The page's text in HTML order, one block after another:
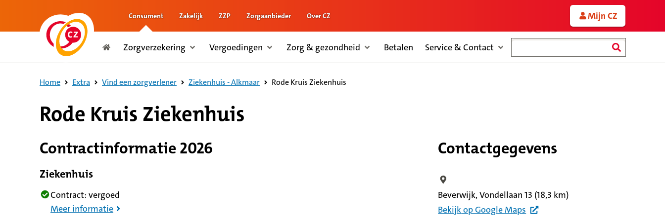
de inhoud
Consument Zakelijk ZZP Zorgaanbieder Over CZ Mijn CZ
Consument
Zorgverzekering Vergoedingen Zorg & gezondheid Betalen Service & Contact
Home Extra Vind een zorgverlener Ziekenhuis - Alkmaar Rode Kruis Ziekenhuis
Rode Kruis Ziekenhuis
Contractinformatie 2026
Ziekenhuis
Contract: vergoed
Meer informatie
9,1 op basis van 141 reviews
Contactgegevens
Locatiegegevens
Beverwijk, Vondellaan 13 (18,3 km)
Bekijkop Google Maps